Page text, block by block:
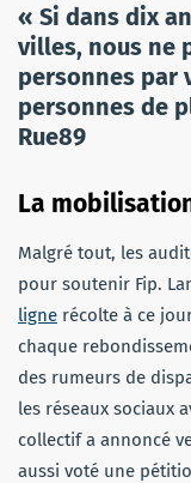
« Si dans dix
villes, nous ne
personnes par
personnes de
Rue89
La
Malgré tout, les
pour soutenir Fip.
ligne récolte à ce
chaque
des rumeurs de
les réseaux sociaux
collectif a annoncé
aussi voté une